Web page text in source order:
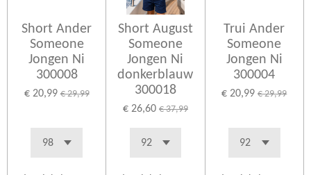
Short Ander
Someone
Jongen Ni
300008
€ 20,99 € 29,99
Short August
Someone
Jongen Ni
donkerblauw
300018
€ 26,60 € 37,99
Trui Ander
Someone
Jongen Ni
300004
€ 20,99 € 29,99